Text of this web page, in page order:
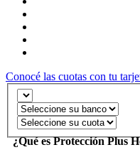
Conocé las cuotas con tu
¿Qué es Protección Plus